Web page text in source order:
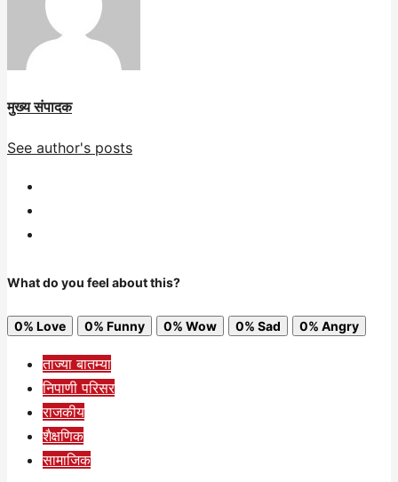
मुख्य संपादक
See author's posts
What do you feel about this?
0% Love 0% Funny 0% Wow 0% Sad 0% Angry
ताज्या बातम्या
निपाणी परिसर
राजकीय
शैक्षणिक
सामाजिक